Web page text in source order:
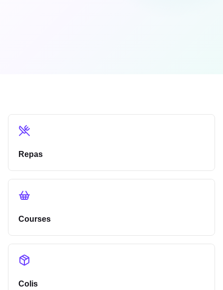
Repas
Courses
Colis